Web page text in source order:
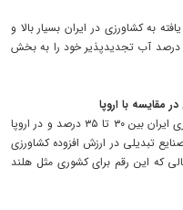
به کشاورزی در ایران بسیار بالا و
حدود ۸۰ درصد است درحالی که اروپا کمتر از ۵۰ درصد آب تجدیدپذیر خود را به بخش
وی با بیان اینکه سهم ضایعات محصولات کشاورزی ایران بین ۳۰ تا ۳۵ درصد و در اروپا
سهم صنایع تبدیلی در ارزش افزوده کشاورزی
۱۵ درصد است در حالی که این رقم برای کشوری مثل هلند